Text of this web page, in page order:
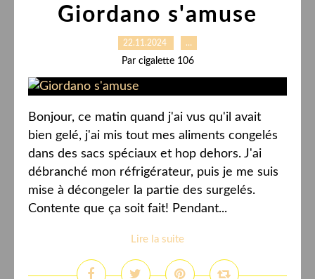
Giordano s'amuse
22.11.2024 …
Par cigalette 106
Bonjour, ce matin quand j'ai vus qu'il avait
bien gelé, j'ai mis tout mes aliments congelés
dans des sacs spéciaux et hop dehors. J'ai
débranché mon réfrigérateur, puis je me suis
mise à décongeler la partie des surgelés.
Contente que ça soit fait! Pendant...
Lire la suite